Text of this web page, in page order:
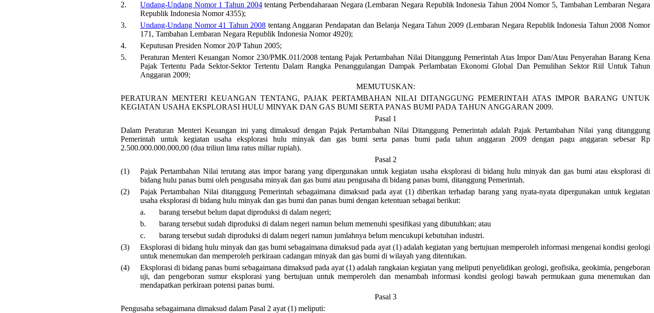
2.
Undang-Undang Nomor 1 Tahun 2004tentang Perbendaharaan Negara (Lembaran Negara Republik Indonesia Tahun 2004 Nomor 5, Tambahan Lembaran Negara
Republik Indonesia Nomor 4355);
3.
Undang-Undang Nomor 41 Tahun 2008 tentang Anggaran Pendapatan dan Belanja Negara Tahun 2009 (Lembaran Negara Republik Indonesia Tahun 2008 Nomor
171, Tambahan Lembaran Negara Republik Indonesia Nomor 4920);
4.
Keputusan Presiden Nomor 20/P Tahun 2005;
5.
Peraturan Menteri Keuangan Nomor 230/PMK.011/2008 tentang Pajak Pertambahan Nilai Ditanggung Pemerintah Atas Impor Dan/Atau Penyerahan Barang Kena
Pajak Tertentu Pada Sektor-Sektor Tertentu Dalam Rangka Penanggulangan Dampak Perlambatan Ekonomi Global Dan Pemulihan Sektor Riil Untuk Tahun
Anggaran 2009;
MEMUTUSKAN:
PERATURAN MENTERI KEUANGAN TENTANG, PAJAK PERTAMBAHAN NILAI DITANGGUNG PEMERINTAH ATAS IMPOR BARANG UNTUK
KEGIATAN USAHA EKSPLORASI HULU MINYAK DAN GAS BUMI SERTA PANAS BUMI PADA TAHUN ANGGARAN 2009.
Pasal 1
Dalam Peraturan Menteri Keuangan ini yang dimaksud dengan Pajak Pertambahan Nilai Ditanggung Pemerintah adalah Pajak Pertambahan Nilai yang ditanggung
Pemerintah untuk kegiatan usaha eksplorasi hulu minyak dan gas bumi serta panas bumi pada tahun anggaran 2009 dengan pagu anggaran sebesar Rp
2.500.000.000.000,00 (dua triliun lima ratus miliar rupiah).
Pasal 2
(1)
Pajak Pertambahan Nilai terutang atas impor barang yang dipergunakan untuk kegiatan usaha eksplorasi di bidang hulu minyak dan gas bumi atau eksplorasi di
bidang hulu panas bumi oleh pengusaha minyak dan gas bumi atau pengusaha di bidang panas bumi, ditanggung Pemerintah.
(2)
Pajak Pertambahan Nilai ditanggung Pemerintah sebagaimana dimaksud pada ayat (1) diberikan terhadap barang yang nyata-nyata dipergunakan untuk kegiatan
usaha eksplorasi di bidang hulu minyak dan gas bumi dan panas bumi dengan ketentuan sebagai berikut:
a.
barang tersebut belum dapat diproduksi di dalam negeri;
b.
barang tersebut sudah diproduksi di dalam negeri namun belum memenuhi spesifikasi yang dibutuhkan; atau
c.
barang tersebut sudah diproduksi di dalam negeri namun jumlahnya belum mencukupi kebutuhan industri.
(3)
Eksplorasi di bidang hulu minyak dan gas bumi sebagaimana dimaksud pada ayat (1) adalah kegiatan yang bertujuan memperoleh informasi mengenai kondisi geologi
untuk menemukan dan memperoleh perkiraan cadangan minyak dan gas bumi di wilayah yang ditentukan.
(4)
Eksplorasi di bidang panas bumi sebagaimana dimaksud pada ayat (1) adalah rangkaian kegiatan yang meliputi penyelidikan geologi, geofisika, geokimia, pengeboran
uji, dan pengeboran sumur eksplorasi yang bertujuan untuk memperoleh dan menambah informasi kondisi geologi bawah permukaan guna menemukan dan
mendapatkan perkiraan potensi panas bumi.
Pasal 3
Pengusaha sebagaimana dimaksud dalam Pasal 2 ayat (1) meliputi: